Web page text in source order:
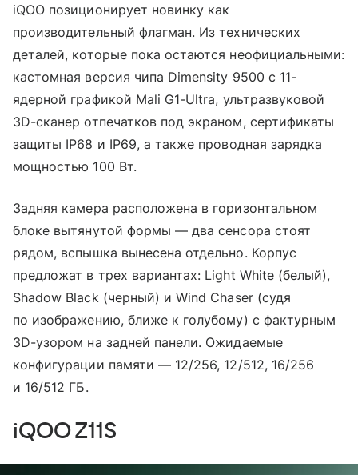
iQOO позиционирует новинку как
производительный флагман. Из технических
деталей, которые пока остаются неофициальными:
кастомная версия чипа Dimensity 9500 с 11-
ядерной графикой Mali G1-Ultra, ультразвуковой
3D-сканер отпечатков под экраном, сертификаты
защиты IP68 и IP69, а также проводная зарядка
мощностью 100 Вт.
Задняя камера расположена в горизонтальном
блоке вытянутой формы — два сенсора стоят
рядом, вспышка вынесена отдельно. Корпус
предложат в трех вариантах: Light White (белый),
Shadow Black (черный) и Wind Chaser (судя
по изображению, ближе к голубому) с фактурным
3D-узором на задней панели. Ожидаемые
конфигурации памяти — 12/256, 12/512, 16/256
и 16/512 ГБ.
iQOO Z11S